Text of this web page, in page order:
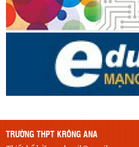
TRƯỜNG THPT KRÔNG ANA